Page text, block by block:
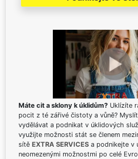
Máte cit a sklony k úklidům? Uklízíte
pocit z té zářivé čistoty a vůně?
vydělávat a podnikat v úklidových
využijte možnosti stát se členem
sítě EXTRA SERVICES a podnikejte v
neomezenými možnostmi po celé